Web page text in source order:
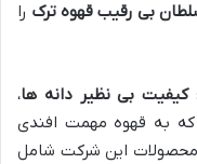
بی رقیب قهوه ترک را
کیفیت بی نظیر دانه ها،
که به قهوه مهمت افندی
این شرکت شامل